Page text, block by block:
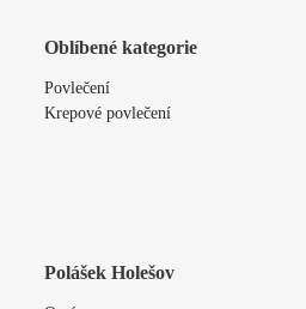
Oblíbené kategorie
Povlečení
Krepové povlečení
Polášek Holešov